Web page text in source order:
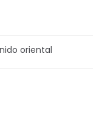
oriental